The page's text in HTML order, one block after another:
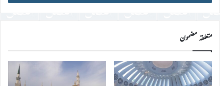
ڈی
درج
کریں
متعلقہ مضمون